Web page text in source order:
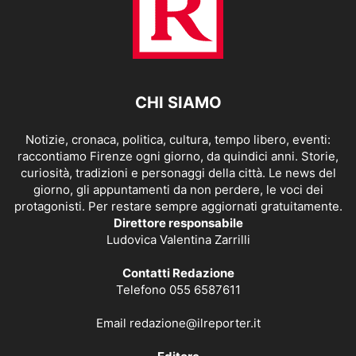
CHI SIAMO
Notizie, cronaca, politica, cultura, tempo libero, eventi:
raccontiamo Firenze ogni giorno, da quindici anni. Storie,
curiosità, tradizioni e personaggi della città. Le news del
giorno, gli appuntamenti da non perdere, le voci dei
protagonisti. Per restare sempre aggiornati gratuitamente.
Direttore responsabile
Ludovica Valentina Zarrilli
Contatti Redazione
Telefono 055 6587611
Email redazione@ilreporter.it